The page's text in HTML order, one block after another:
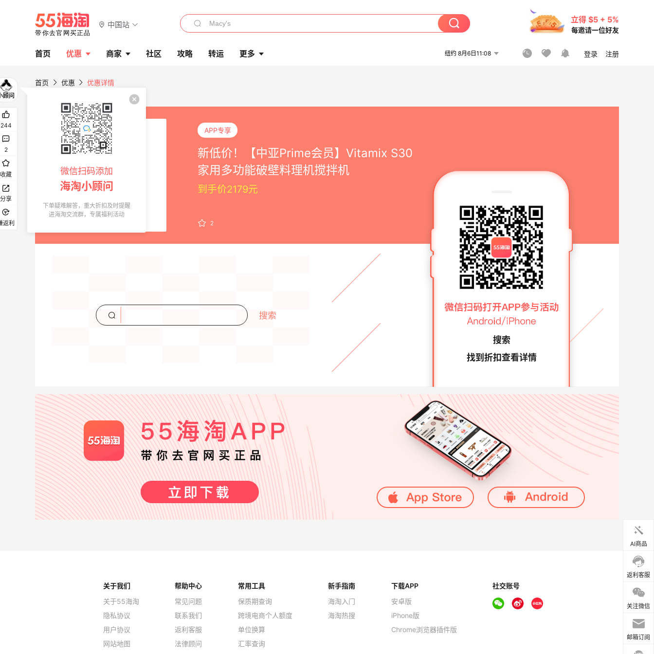
中国站
立得 $5 + 5%
每邀请一位好友
首页 优惠 商家 社区 攻略 转运 更多 纽约 8月6日11:08 登录 注册
首页 优惠 优惠详情
APP专享
新低价！【中亚Prime会员】Vitamix S30
家用多功能破壁料理机搅拌机
到手价2179元
2
搜索
找到折扣查看详情
244
2
收藏
分享
返利
AI商品
返利客服
关注微信
邮箱订阅
关于我们
关于55海淘
隐私协议
用户协议
网站地图
帮助中心
常见问题
联系我们
返利客服
法律顾问
常用工具
保质期查询
跨境电商个人额度
单位换算
汇率查询
新手指南
海淘入门
海淘热搜
下载APP
安卓版
iPhone版
Chrome浏览器插件版
社交账号
微信扫码添加
海淘小顾问
下单疑难解答，重大折扣及时提醒
进海淘交流群，专属福利活动